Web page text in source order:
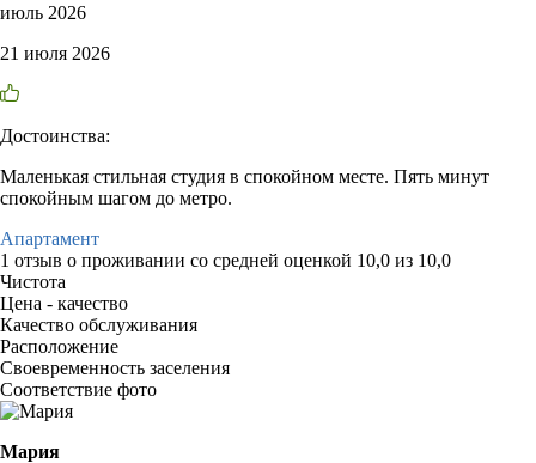
июль 2026
21 июля 2026
Достоинства:
Маленькая стильная студия в спокойном месте. Пять минут
спокойным шагом до метро.
Апартамент
1 отзыв о проживании со средней оценкой 10,0 из 10,0
Чистота
Цена - качество
Качество обслуживания
Расположение
Своевременность заселения
Соответствие фото
Мария